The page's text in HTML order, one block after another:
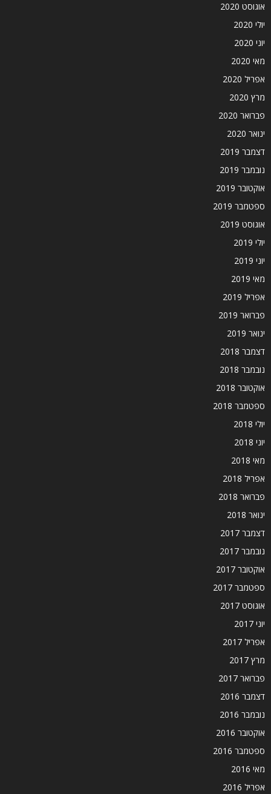
אוגוסט 2020
יולי 2020
יוני 2020
מאי 2020
אפריל 2020
מרץ 2020
פברואר 2020
ינואר 2020
דצמבר 2019
נובמבר 2019
אוקטובר 2019
ספטמבר 2019
אוגוסט 2019
יולי 2019
יוני 2019
מאי 2019
אפריל 2019
פברואר 2019
ינואר 2019
דצמבר 2018
נובמבר 2018
אוקטובר 2018
ספטמבר 2018
יולי 2018
יוני 2018
מאי 2018
אפריל 2018
פברואר 2018
ינואר 2018
דצמבר 2017
נובמבר 2017
אוקטובר 2017
ספטמבר 2017
אוגוסט 2017
יוני 2017
אפריל 2017
מרץ 2017
פברואר 2017
דצמבר 2016
נובמבר 2016
אוקטובר 2016
ספטמבר 2016
מאי 2016
אפריל 2016